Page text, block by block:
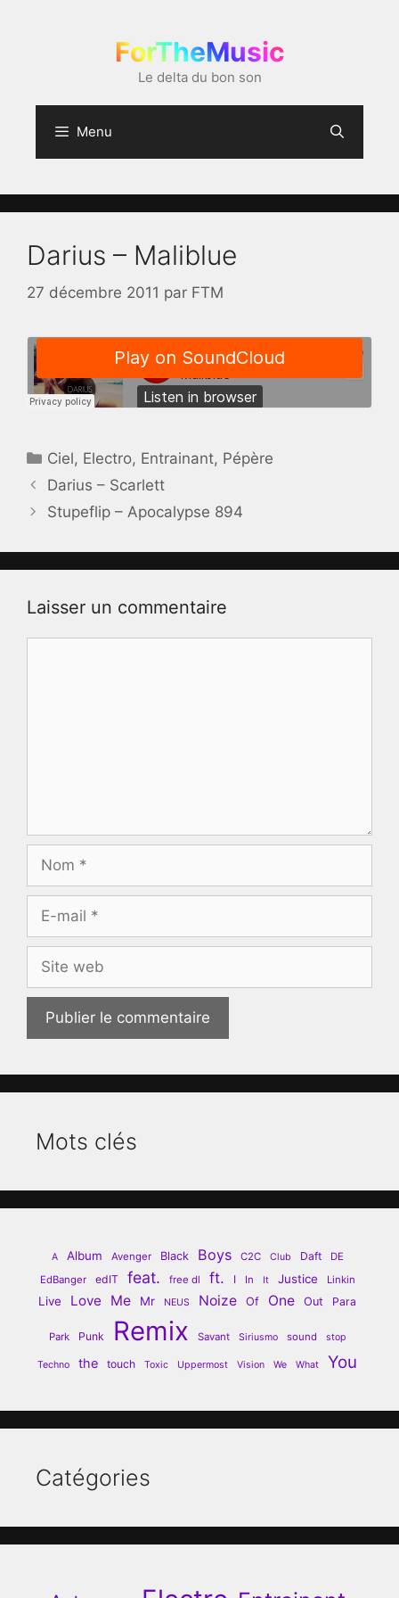
ForTheMusic
Le delta du bon son
Menu
Darius – Maliblue
27 décembre 2011 par FTM
Catégories
Ciel, Electro, Entrainant, Pépère
Darius – Scarlett
Stupeflip – Apocalypse 894
Laisser un commentaire
mail
web
Mots clés
A Album Avenger Black Boys C2C Club Daft
DE
EdBanger
edIT feat. free dl ft. I In It Justice Linkin
Live Love Me Mr NEUS Noize Of One Out Para
Park Punk Remix Savant Siriusmo sound stop
Techno the touch Toxic Uppermost Vision We What You
Catégories